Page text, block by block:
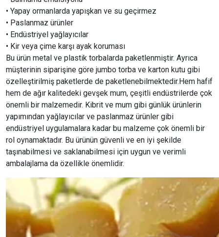
• Yapay ormanlarda yapışkan ve su geçirmez
• Paslanmaz ürünler
• Endüstriyel yağlayıcılar
• Kir veya çime karşı ayak koruması
Bu ürün metal ve plastik torbalarda paketlenmiştir. Ayrıca
müşterinin siparişine göre jumbo torba ve karton kutu gibi
özelleştirilmiş paketlerde de paketlenebilmektedir.Hem hafif
hem de ağır kalitedeki gevşek mum, çeşitli endüstrilerde çok
önemli bir malzemedir. Kibrit ve mum gibi günlük ürünlerin
yapımından yağlayıcılar ve paslanmaz ürünler gibi
endüstriyel uygulamalara kadar bu malzeme çok önemli bir
rol oynamaktadır. Bu ürünün güvenli ve en iyi şekilde
taşınabilmesi ve saklanabilmesi için uygun ve verimli
ambalajlama da özellikle önemlidir.